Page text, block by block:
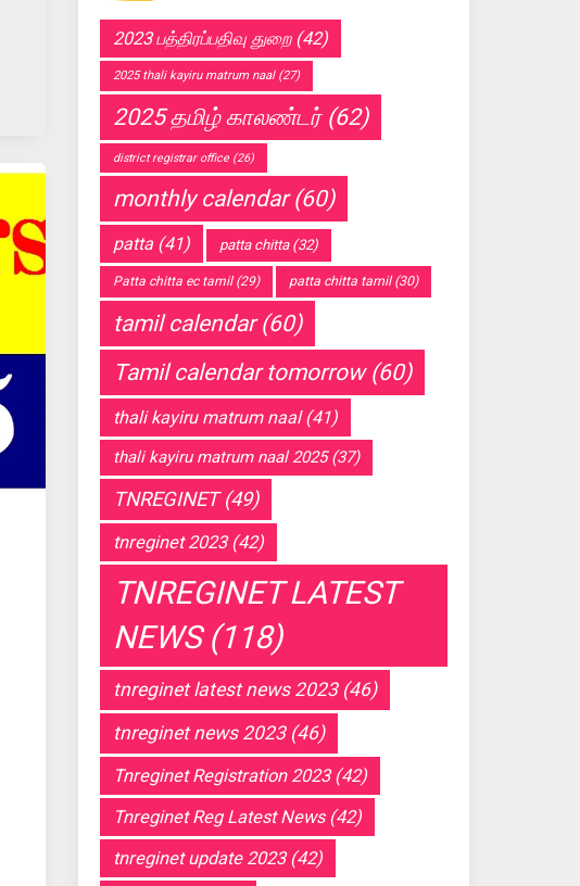
2023 பத்திரப்பதிவு துறை(42)
2025 thali kayiru matrum naal(27)
2025 தமிழ் காலண்டர்(62)
district registrar office (26)
monthly calendar(60)
patta (41) patta chitta(32)
Patta chitta ec tamil(29) patta chitta tamil(30)
tamil calendar(60)
Tamil calendar tomorrow(60)
thali kayiru matrum naal(41)
thali kayiru matrum naal 2025(37)
TNREGINET(49)
tnreginet 2023(42)
TNREGINET LATEST
NEWS(118)
tnreginet latest news 2023(46)
tnreginet news 2023(46)
Tnreginet Registration 2023(42)
Tnreginet Reg Latest News(42)
tnreginet update 2023(42)